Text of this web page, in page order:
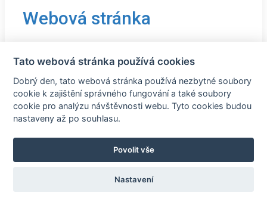
Webová stránka
Tato webová stránka používá cookies
Dobrý den, tato webová stránka používá nezbytné soubory
cookie k zajištění správného fungování a také soubory
cookie pro analýzu návštěvnosti webu. Tyto cookies budou
nastaveny až po souhlasu.
Povolit vše
Nastavení